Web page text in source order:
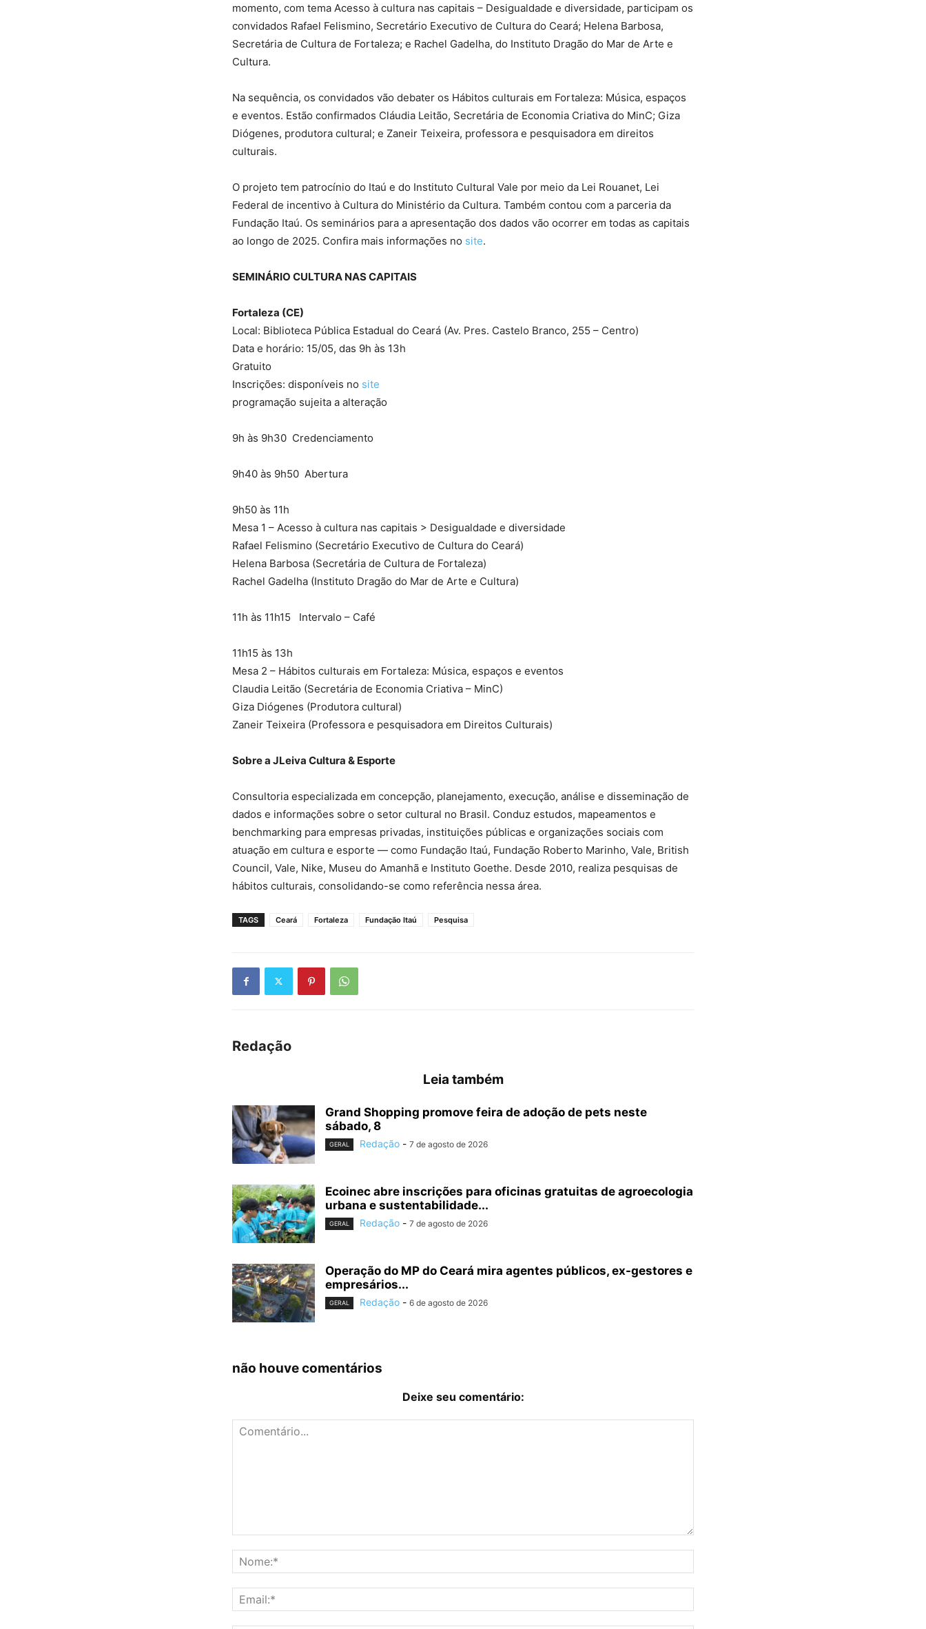
momento, com tema Acesso à cultura nas capitais – Desigualdade e diversidade, participam os
convidados Rafael Felismino, Secretário Executivo de Cultura do Ceará; Helena Barbosa,
Secretária de Cultura de Fortaleza; e Rachel Gadelha, do Instituto Dragão do Mar de Arte e
Cultura.
Na sequência, os convidados vão debater os Hábitos culturais em Fortaleza: Música, espaços
e eventos. Estão confirmados Cláudia Leitão, Secretária de Economia Criativa do MinC; Giza
Diógenes, produtora cultural; e Zaneir Teixeira, professora e pesquisadora em direitos
culturais.
O projeto tem patrocínio do Itaú e do Instituto Cultural Vale por meio da Lei Rouanet, Lei
Federal de incentivo à Cultura do Ministério da Cultura. Também contou com a parceria da
Fundação Itaú. Os seminários para a apresentação dos dados vão ocorrer em todas as capitais
ao longo de 2025. Confira mais informações no site.
SEMINÁRIO CULTURA NAS CAPITAIS
Fortaleza (CE)
Local: Biblioteca Pública Estadual do Ceará (Av. Pres. Castelo Branco, 255 – Centro)
Data e horário: 15/05, das 9h às 13h
Gratuito
Inscrições: disponíveis no site
programação sujeita a alteração
9h às 9h30 Credenciamento
9h40 às 9h50 Abertura
9h50 às 11h
Mesa 1 – Acesso à cultura nas capitais > Desigualdade e diversidade
Rafael Felismino (Secretário Executivo de Cultura do Ceará)
Helena Barbosa (Secretária de Cultura de Fortaleza)
Rachel Gadelha (Instituto Dragão do Mar de Arte e Cultura)
11h às 11h15 Intervalo – Café
11h15 às 13h
Mesa 2 – Hábitos culturais em Fortaleza: Música, espaços e eventos
Claudia Leitão (Secretária de Economia Criativa – MinC)
Giza Diógenes (Produtora cultural)
Zaneir Teixeira (Professora e pesquisadora em Direitos Culturais)
Sobre a JLeiva Cultura & Esporte
Consultoria especializada em concepção, planejamento, execução, análise e disseminação de
dados e informações sobre o setor cultural no Brasil. Conduz estudos, mapeamentos e
benchmarking para empresas privadas, instituições públicas e organizações sociais com
atuação em cultura e esporte — como Fundação Itaú, Fundação Roberto Marinho, Vale, British
Council, Vale, Nike, Museu do Amanhã e Instituto Goethe. Desde 2010, realiza pesquisas de
hábitos culturais, consolidando-se como referência nessa área.
TAGS Ceará Fortaleza Fundação Itaú Pesquisa
Redação
Leia também
Grand Shopping promove feira de adoção de pets neste
sábado, 8
GERAL Redação - 7 de agosto de 2026
Ecoinec abre inscrições para oficinas gratuitas de agroecologia
urbana e sustentabilidade...
GERAL Redação - 7 de agosto de 2026
Operação do MP do Ceará mira agentes públicos, ex-gestores e
empresários...
GERAL Redação - 6 de agosto de 2026
não houve comentários
Deixe seu comentário: